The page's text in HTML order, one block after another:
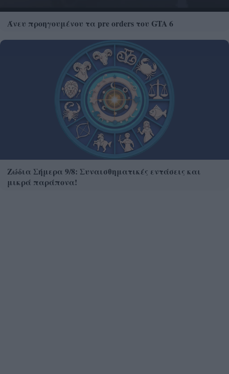
Άνευ προηγουμένου τα pre orders του GTA 6
Ζώδια Σήμερα 9/8: Συναισθηματικές εντάσεις και
μικρά παράπονα!